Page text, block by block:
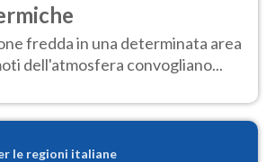
fredda in una determinata area
dell'atmosfera convogliano...
le regioni italiane